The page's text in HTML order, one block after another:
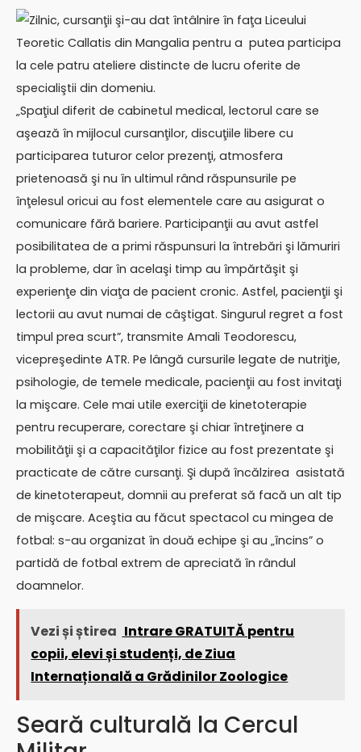
Zilnic, cursanţii şi-au dat întâlnire în faţa Liceului
Teoretic Callatis din Mangalia pentru a putea participa
la cele patru ateliere distincte de lucru oferite de
specialiştii din domeniu.
„Spaţiul diferit de cabinetul medical, lectorul care se
aşează în mijlocul cursanţilor, discuţiile libere cu
participarea tuturor celor prezenţi, atmosfera
prietenoasă şi nu în ultimul rând răspunsurile pe
înţelesul oricui au fost elementele care au asigurat o
comunicare fără bariere. Participanţii au avut astfel
posibilitatea de a primi răspunsuri la întrebări şi lămuriri
la probleme, dar în acelaşi timp au împărtăşit şi
experienţe din viaţa de pacient cronic. Astfel, pacienţii şi
lectorii au avut numai de câştigat. Singurul regret a fost
timpul prea scurt”, transmite Amali Teodorescu,
vicepreşedinte ATR. Pe lângă cursurile legate de nutriţie,
psihologie, de temele medicale, pacienţii au fost invitaţi
la mişcare. Cele mai utile exerciţii de kinetoterapie
pentru recuperare, corectare şi chiar întreţinere a
mobilităţii şi a capacităţilor fizice au fost prezentate şi
practicate de către cursanţi. Şi după încălzirea asistată
de kinetoterapeut, domnii au preferat să facă un alt tip
de mişcare. Aceştia au făcut spectacol cu mingea de
fotbal: s-au organizat în două echipe şi au „încins” o
partidă de fotbal extrem de apreciată în rândul
doamnelor.
Vezi și știrea Intrare GRATUITĂ pentru
copii, elevi și studenți, de Ziua
Internațională a Grădinilor Zoologice
Seară culturală la Cercul